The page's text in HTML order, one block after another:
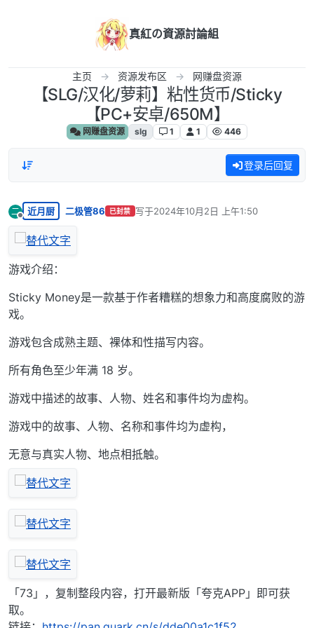
真紅の資源討論組
主页 资源发布区 网赚盘资源
【SLG/汉化/萝莉】粘性货币/Sticky
【PC+安卓/650M】
网赚盘资源 slg 1 1 446
登录后回复
二
离线
近月厨 二极管86 已封禁 写于2024年10月2日 上午1:50
最后由 编辑
游戏介绍：
Sticky Money是一款基于作者糟糕的想象力和高度腐败的游
戏。
游戏包含成熟主题、裸体和性描写内容。
所有角色至少年满 18 岁。
游戏中描述的故事、人物、姓名和事件均为虚构。
游戏中的故事、人物、名称和事件均为虚构，
无意与真实人物、地点相抵触。
「73」，复制整段内容，打开最新版「夸克APP」即可获
取。